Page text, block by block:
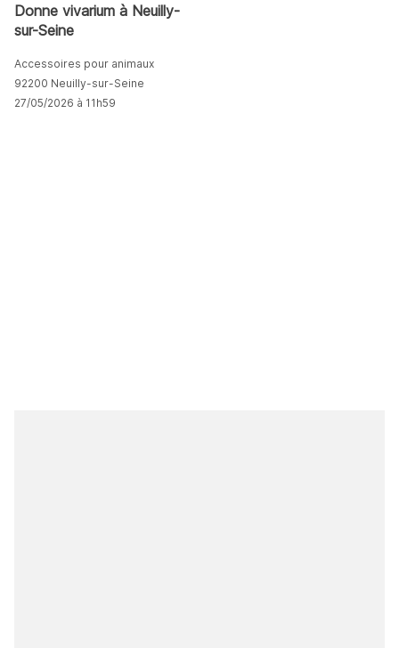
Donne vivarium à Neuilly-
sur-Seine
Accessoires pour animaux
92200 Neuilly-sur-Seine
27/05/2026 à 11h59